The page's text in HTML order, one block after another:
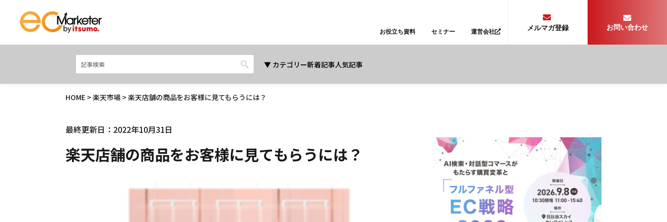
お役立ち資料 セミナー 運営会社 メルマガ登録 お問い合わせ
カテゴリー新着記事人気記事
HOME > 楽天市場 > 楽天店舗の商品をお客様に見てもらうには？
最終更新日：2022年10月31日
楽天店舗の商品をお客様に見てもらうには？